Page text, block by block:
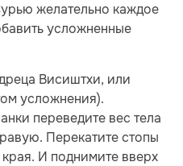
желательно каждое
усложненные
Висиштхи, или
усложнения).
переведите вес тела
Перекатите стопы
И поднимите вверх